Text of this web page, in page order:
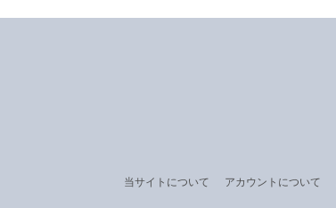
当サイトについて アカウントについて